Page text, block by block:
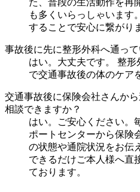
た、普段の生活動作を再
も多くいらっしゃいます
することで安心に繋がり
事故後に先に整形外科へ通っ
はい。大丈夫です。 整
で交通事故後の体のケア
交通事故後に保険会社さんか
相談できますか？
はい。ご安心ください。
ポートセンターから保険
の状態や通院状況をお伝
できるだけご本人様へ直
ております。